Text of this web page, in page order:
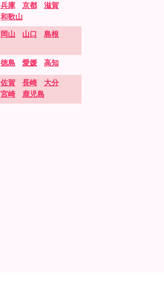
兵庫 京都
滋賀
和歌山
岡山 山口
島根
徳島 愛媛 高知
佐賀 長崎
大分
宮崎 鹿児島